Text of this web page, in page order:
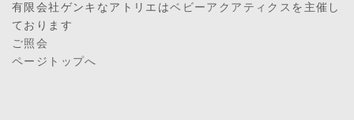
有限会社ゲンキなアトリエはベビーアクアティクス を主催し
ております
ご照会
ページトップへ